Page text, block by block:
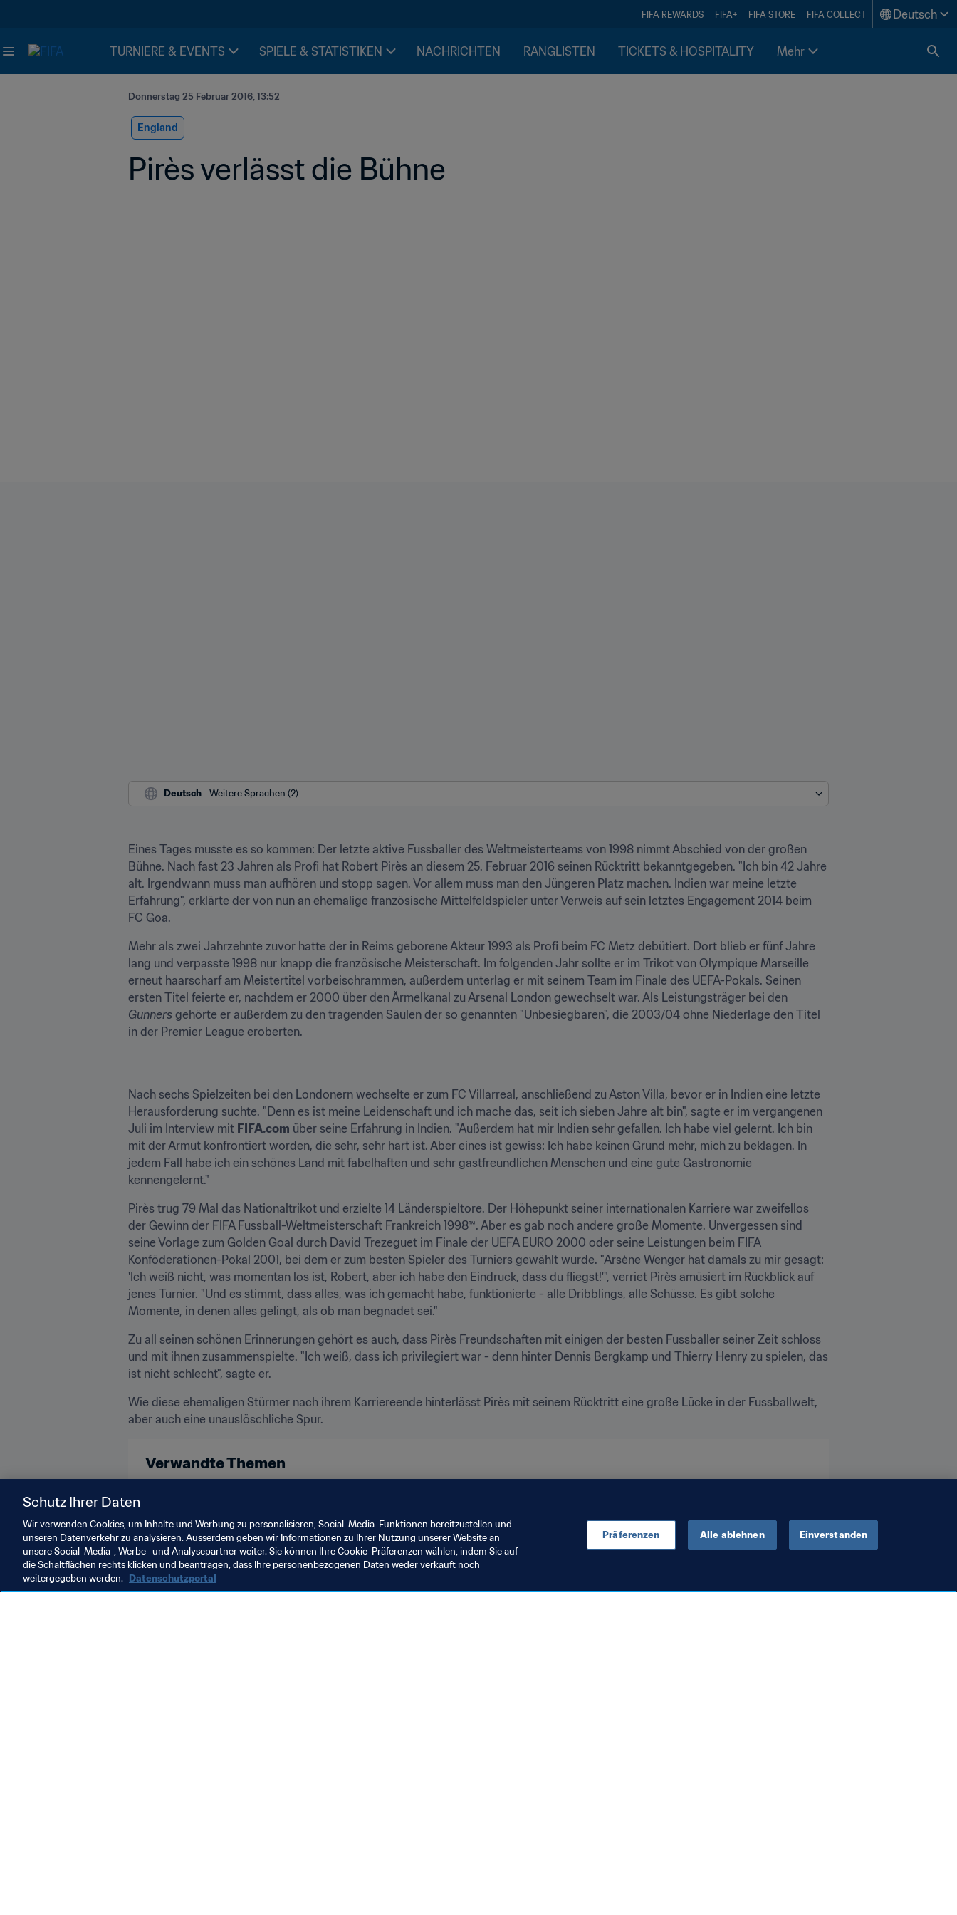
FIFA REWARDS FIFA+ FIFA STORE FIFA COLLECT Deutsch
TURNIERE & EVENTS SPIELE & STATISTIKEN NACHRICHTEN RANGLISTEN TICKETS & HOSPITALITY Mehr
Donnerstag 25 Februar 2016, 13:52
England
Pirès verlässt die Bühne
Deutsch - Weitere Sprachen (2)
Eines Tages musste es so kommen: Der letzte aktive Fussballer des Weltmeisterteams von 1998 nimmt Abschied von der großen
Bühne. Nach fast 23 Jahren als Profi hat Robert Pirès an diesem 25. Februar 2016 seinen Rücktritt bekanntgegeben. "Ich bin 42 Jahre
alt. Irgendwann muss man aufhören und stopp sagen. Vor allem muss man den Jüngeren Platz machen. Indien war meine letzte
Erfahrung", erklärte der von nun an ehemalige französische Mittelfeldspieler unter Verweis auf sein letztes Engagement 2014 beim
FC Goa.
Mehr als zwei Jahrzehnte zuvor hatte der in Reims geborene Akteur 1993 als Profi beim FC Metz debütiert. Dort blieb er fünf Jahre
lang und verpasste 1998 nur knapp die französische Meisterschaft. Im folgenden Jahr sollte er im Trikot von Olympique Marseille
erneut haarscharf am Meistertitel vorbeischrammen, außerdem unterlag er mit seinem Team im Finale des UEFA-Pokals. Seinen
Gunners gehörte er außerdem zu den tragenden Säulen der so genannten "Unbesiegbaren", die 2003/04 ohne Niederlage den Titel
in der Premier League eroberten.
Nach sechs Spielzeiten bei den Londonern wechselte er zum FC Villarreal, anschließend zu Aston Villa, bevor er in Indien eine letzte
Herausforderung suchte. "Denn es ist meine Leidenschaft und ich mache das, seit ich sieben Jahre alt bin", sagte er im vergangenen
Juli im Interview mit FIFA.com über seine Erfahrung in Indien. "Außerdem hat mir Indien sehr gefallen. Ich habe viel gelernt. Ich bin
mit der Armut konfrontiert worden, die sehr, sehr hart ist. Aber eines ist gewiss: Ich habe keinen Grund mehr, mich zu beklagen. In
jedem Fall habe ich ein schönes Land mit fabelhaften und sehr gastfreundlichen Menschen und eine gute Gastronomie
kennengelernt."
Pirès trug 79 Mal das Nationaltrikot und erzielte 14 Länderspieltore. Der Höhepunkt seiner internationalen Karriere war zweifellos
der Gewinn der FIFA Fussball-Weltmeisterschaft Frankreich 1998™. Aber es gab noch andere große Momente. Unvergessen sind
seine Vorlage zum Golden Goal durch David Trezeguet im Finale der UEFA EURO 2000 oder seine Leistungen beim FIFA
Konföderationen-Pokal 2001, bei dem er zum besten Spieler des Turniers gewählt wurde. "Arsène Wenger hat damals zu mir gesagt:
'Ich weiß nicht, was momentan los ist, Robert, aber ich habe den Eindruck, dass du fliegst!'", verriet Pirès amüsiert im Rückblick auf
jenes Turnier. "Und es stimmt, dass alles, was ich gemacht habe, funktionierte - alle Dribblings, alle Schüsse. Es gibt solche
Momente, in denen alles gelingt, als ob man begnadet sei."
Zu all seinen schönen Erinnerungen gehört es auch, dass Pirès Freundschaften mit einigen der besten Fussballer seiner Zeit schloss
und mit ihnen zusammenspielte. "Ich weiß, dass ich privilegiert war - denn hinter Dennis Bergkamp und Thierry Henry zu spielen, das
ist nicht schlecht", sagte er.
Wie diese ehemaligen Stürmer nach ihrem Karriereende hinterlässt Pirès mit seinem Rücktritt eine große Lücke in der Fussballwelt,
aber auch eine unauslöschliche Spur.
Verwandte Themen
Schutz Ihrer Daten
Wir verwenden Cookies, um Inhalte und Werbung zu personalisieren, Social-Media-Funktionen bereitzustellen und
unseren Datenverkehr zu analysieren. Ausserdem geben wir Informationen zu Ihrer Nutzung unserer Website an
unsere Social-Media-, Werbe- und Analysepartner weiter. Sie können Ihre Cookie-Präferenzen wählen, indem Sie auf
die Schaltflächen rechts klicken und beantragen, dass Ihre personenbezogenen Daten weder verkauft noch
weitergegeben werden. Datenschutzportal
Präferenzen Alle ablehnen Einverstanden